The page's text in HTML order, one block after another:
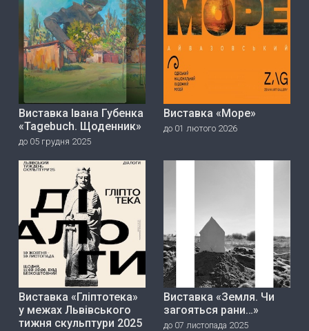
Виставка Івана Губенка
«Tagebuch. Щоденник»
до 05 грудня 2025
Виставка «Море»
до 01 лютого 2026
Виставка «Гліптотека»
у межах Львівського
тижня скульптури 2025
Виставка «Земля. Чи
загояться рани…»
до 07 листопада 2025